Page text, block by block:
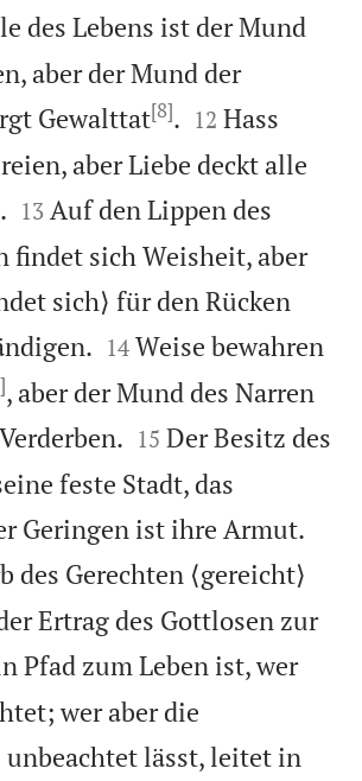
des Lebens ist der Mund
aber der Mund der
Gewalttat[8]. 

12 Hass
aber Liebe deckt alle


13 Auf den Lippen des
findet sich Weisheit, aber
sich⟩ für den Rücken


14 Weise bewahren
, aber der Mund des Narren
Verderben. 

15 Der Besitz des
feste Stadt, das
Geringen ist ihre Armut.
des Gerechten ⟨gereicht⟩
Ertrag des Gottlosen zur
Pfad zum Leben ist, wer
wer aber die
unbeachtet lässt, leitet in